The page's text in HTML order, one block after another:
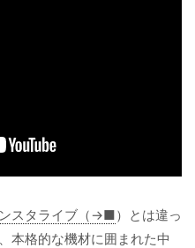
スタライブ（→■）とは違っ
本格的な機材に囲まれた中